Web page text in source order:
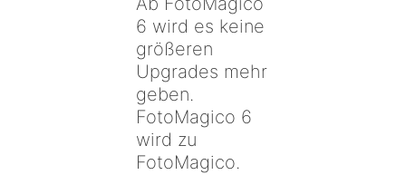
6 wird es keine
größeren
Upgrades mehr
geben.
FotoMagico 6
wird zu
FotoMagico.